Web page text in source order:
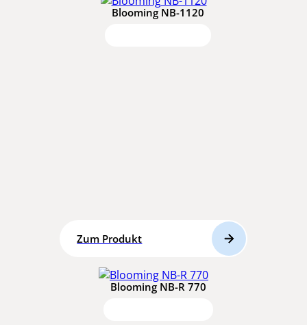
Blooming NB-1120
Zum Produkt
Blooming NB-R 770